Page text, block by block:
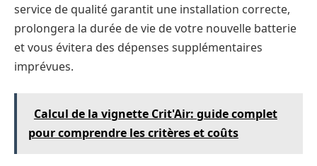
service de qualité garantit une installation correcte,
prolongera la durée de vie de votre nouvelle batterie
et vous évitera des dépenses supplémentaires
imprévues.
Calcul de la vignette Crit'Air: guide complet
pour comprendre les critères et coûts